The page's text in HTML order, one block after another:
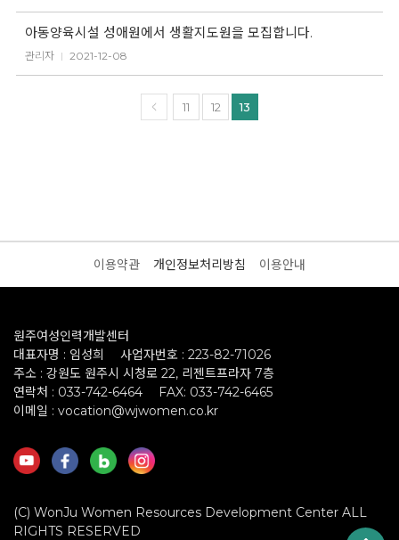
아동양육시설 성애원에서 생활지도원을 모집합니다.
관리자 2021-12-08
11 12 13
이용약관 개인정보처리방침 이용안내
원주여성인력개발센터
대표자명 : 임성희
사업자번호 : 223-82-71026
주소 : 강원도 원주시 시청로 22, 리젠트프라자 7층
연락처 : 033-742-6464
FAX: 033-742-6465
이메일 : vocation@wjwomen.co.kr
(C) WonJu Women Resources Development Center ALL
RIGHTS RESERVED